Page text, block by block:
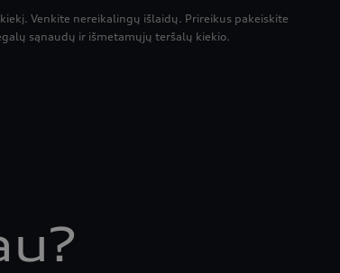
Venkite nereikalingų išlaidų. Prireikus pakeiskite
sąnaudų ir išmetamųjų teršalų kiekio.